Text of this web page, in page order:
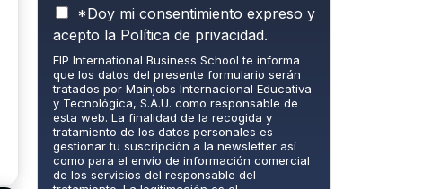
P
o
l
í
t
i
c
a
d
e
*Doy mi consentimiento expreso y
acepto la Política de privacidad.
EIP International Business School te informa
que los datos del presente formulario serán
tratados por Mainjobs Internacional Educativa
y Tecnológica, S.A.U. como responsable de
esta web. La finalidad de la recogida y
tratamiento de los datos personales es
gestionar tu suscripción a la newsletter así
como para el envío de información comercial
de los servicios del responsable del